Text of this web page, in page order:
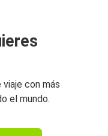
con más
el mundo.